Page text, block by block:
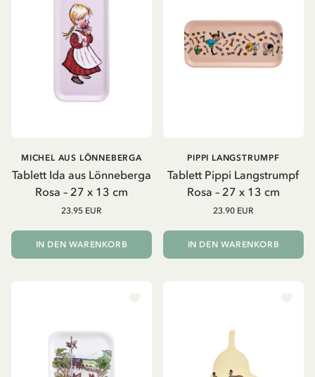
Tablett Ida aus Lönneberga
Rosa – 27 x 13 cm
MICHEL AUS LÖNNEBERGA
23.95 EUR
IN DEN WARENKORB
Tablett Pippi Langstrumpf
Rosa – 27 x 13 cm
PIPPI LANGSTRUMPF
23.90 EUR
IN DEN WARENKORB